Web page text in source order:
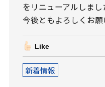
をリニューアルしまし
今後ともよろしくお願
Like
新着情報